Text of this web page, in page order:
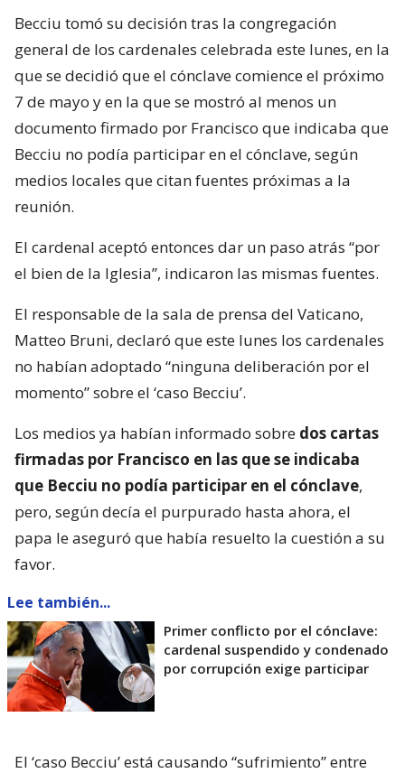
Becciu tomó su decisión tras la congregación
general de los cardenales celebrada este lunes, en la
que se decidió que el cónclave comience el próximo
7 de mayo y en la que se mostró al menos un
documento firmado por Francisco que indicaba que
Becciu no podía participar en el cónclave, según
medios locales que citan fuentes próximas a la
reunión.
El cardenal aceptó entonces dar un paso atrás “por
el bien de la Iglesia”, indicaron las mismas fuentes.
El responsable de la sala de prensa del Vaticano,
Matteo Bruni, declaró que este lunes los cardenales
no habían adoptado “ninguna deliberación por el
momento” sobre el ‘caso Becciu’.
Los medios ya habían informado sobre dos cartas
firmadas por Francisco en las que se indicaba
que Becciu no podía participar en el cónclave,
pero, según decía el purpurado hasta ahora, el
papa le aseguró que había resuelto la cuestión a su
favor.
Lee también...
Primer conflicto por el cónclave:
cardenal suspendido y condenado
por corrupción exige participar
El ‘caso Becciu’ está causando “sufrimiento” entre